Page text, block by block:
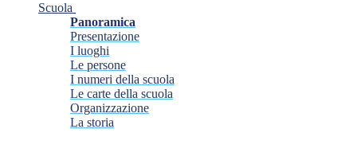
Scuola
Panoramica
Presentazione
I luoghi
Le persone
I numeri della scuola
Le carte della scuola
Organizzazione
La storia